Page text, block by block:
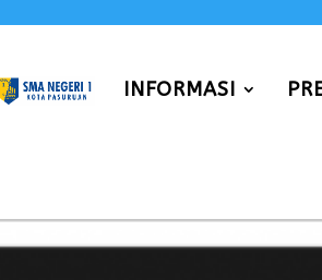
INFORMASI